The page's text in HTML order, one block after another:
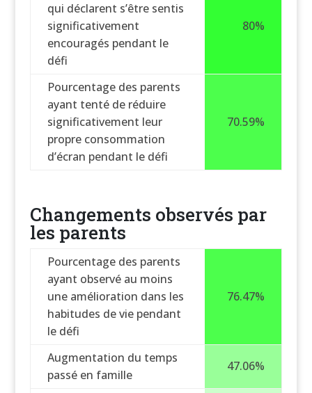
qui déclarent s’être sentis
significativement
encouragés pendant le
défi
80%
Pourcentage des parents
ayant tenté de réduire
significativement leur
propre consommation
d’écran pendant le défi
70.59%
Changements observés par
les parents
Pourcentage des parents
ayant observé au moins
une amélioration dans les
habitudes de vie pendant
le défi
76.47%
Augmentation du temps
passé en famille
47.06%